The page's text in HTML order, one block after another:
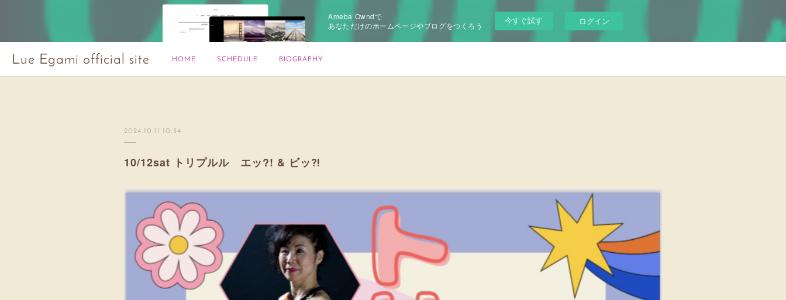
Ameba Owndで
あなただけのホームページやブログをつくろう
今すぐ試す ログイン
Lue Egami official site HOME SCHEDULE BIOGRAPHY
2024.10.11 10:34
10/12sat トリプルル エッ?! & ビッ⁈